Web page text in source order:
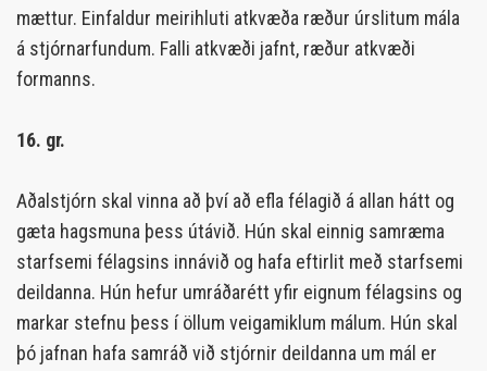
mættur. Einfaldur meirihluti atkvæða ræður úrslitum mála
á stjórnarfundum. Falli atkvæði jafnt, ræður atkvæði
formanns.
16. gr.
Aðalstjórn skal vinna að því að efla félagið á allan hátt og
gæta hagsmuna þess útávið. Hún skal einnig samræma
starfsemi félagsins innávið og hafa eftirlit með starfsemi
deildanna. Hún hefur umráðarétt yfir eignum félagsins og
markar stefnu þess í öllum veigamiklum málum. Hún skal
þó jafnan hafa samráð við stjórnir deildanna um mál er